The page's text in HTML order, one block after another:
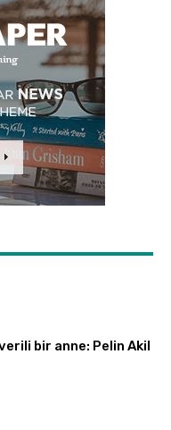
bir anne: Pelin Akil